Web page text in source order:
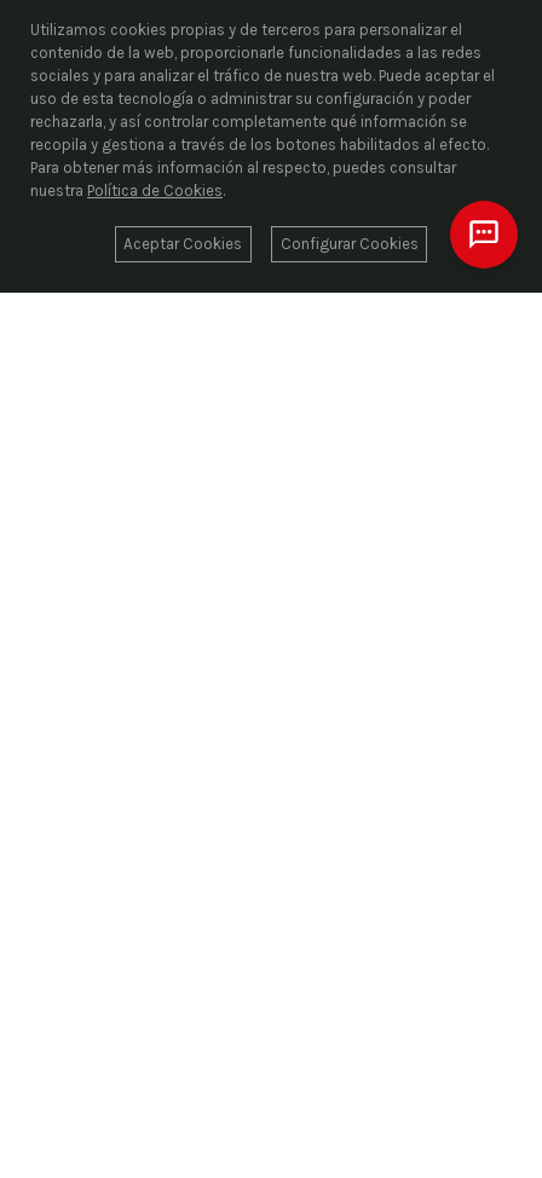
Utilizamos cookies propias y de terceros para personalizar el
contenido de la web, proporcionarle funcionalidades a las redes
sociales y para analizar el tráfico de nuestra web. Puede aceptar el
uso de esta tecnología o administrar su configuración y poder
rechazarla, y así controlar completamente qué información se
recopila y gestiona a través de los botones habilitados al efecto.
Para obtener más información al respecto, puedes consultar
nuestra Política de Cookies.
Aceptar Cookies Configurar Cookies